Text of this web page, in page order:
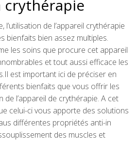
crythérapie
l’utilisation de l’appareil crythérapie
bienfaits bien assez multiples.
les soins que procure cet appareil
et tout aussi efficace les
est important ici de préciser en
bienfaits que vous offrir les
de l’appareil de crythérapie. A cet
celui-ci vous apporte des solutions
différentes propriétés anti-in
des muscles et